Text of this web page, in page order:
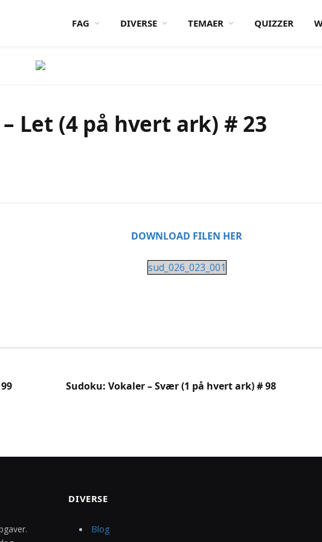
FAG DIVERSE TEMAER QUIZZER
Let (4 på hvert ark) # 23
DOWNLOAD FILEN HER
sud_026_023_001
Sudoku: Vokaler – Svær (1 på hvert ark) # 98
DIVERSE
Blog